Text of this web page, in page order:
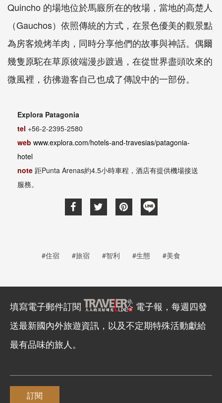
Quincho 的場地位於馬廄所在的牧場，當地的高楚人
（Gauchos）依照傳統的方式，在景色優美的觀景點
為房客燒烤羊肉，同時分享他們的故事與神話。偶爾
幾隻原駝在草原彼端漫步踱過，在從世界盡頭吹來的
微風裡，彷彿遊客自己也成了傳說中的一部份。
Explora Patagonia
tel +56-2-2395-2580
web www.explora.com/hotels-and-travesias/patagonia-
hotel
note 距Punta Arenas約4.5小時車程，酒店有提供機場接送
服務。
#住宿 #旅宿 #智利 #生態 #美食
填寫電子郵件訂閱
電子報，每週四發
送最新國內外旅遊資訊，以及不定期特殊活動獻給
最有品味的旅人。
訂閱